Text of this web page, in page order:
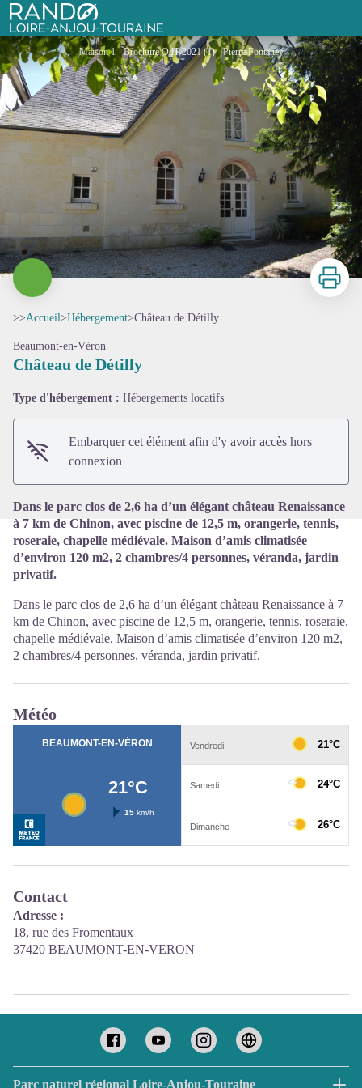
Rando Loire-Anjou-Touraine
Château de Détilly
Maison 1 - Brochure OdT 2021 (1) - Pierre Fontaney
Imprimer
>>Accueil>Hébergement>Château de Détilly
Beaumont-en-Véron
Château de Détilly
Type d'hébergement : Hébergements locatifs
Embarquer cet élément afin d'y avoir accès hors
connexion
Dans le parc clos de 2,6 ha d’un élégant château Renaissance
à 7 km de Chinon, avec piscine de 12,5 m, orangerie, tennis,
roseraie, chapelle médiévale. Maison d’amis climatisée
d’environ 120 m2, 2 chambres/4 personnes, véranda, jardin
privatif.
Dans le parc clos de 2,6 ha d’un élégant château Renaissance à 7
km de Chinon, avec piscine de 12,5 m, orangerie, tennis, roseraie,
chapelle médiévale. Maison d’amis climatisée d’environ 120 m2,
2 chambres/4 personnes, véranda, jardin privatif.
Météo
Contact
Adresse :
18, rue des Fromentaux
37420 BEAUMONT-EN-VERON
Parc naturel régional Loire-Anjou-Touraine